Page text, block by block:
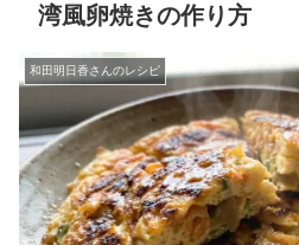
湾風卵焼きの作り方
和田明日香さんのレシピ